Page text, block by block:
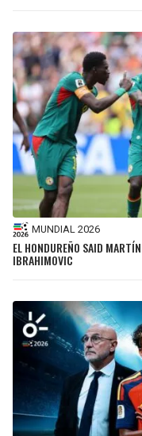
MUNDIAL 2026
EL HONDUREÑO SAID
IBRAHIMOVIC